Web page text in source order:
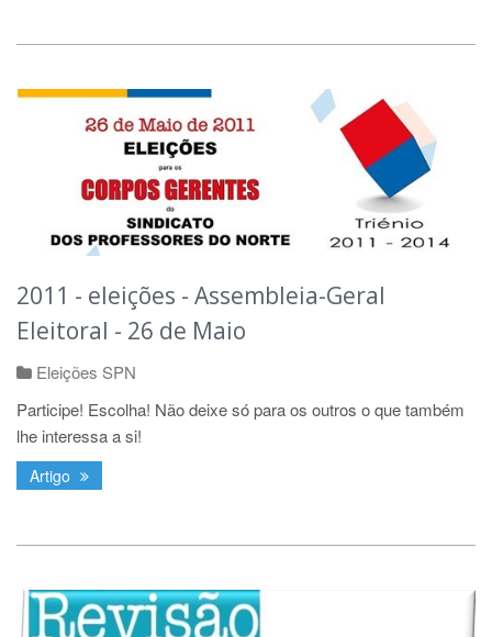
2011 - eleições - Assembleia-Geral
Eleitoral - 26 de Maio
Eleições SPN
Participe! Escolha! Não deixe só para os outros o que também
lhe interessa a si!
Artigo